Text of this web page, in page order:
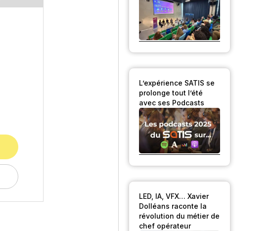
L’expérience SATIS se
prolonge tout l’été
avec ses Podcasts
LED, IA, VFX… Xavier
Dolléans raconte la
révolution du métier de
chef opérateur